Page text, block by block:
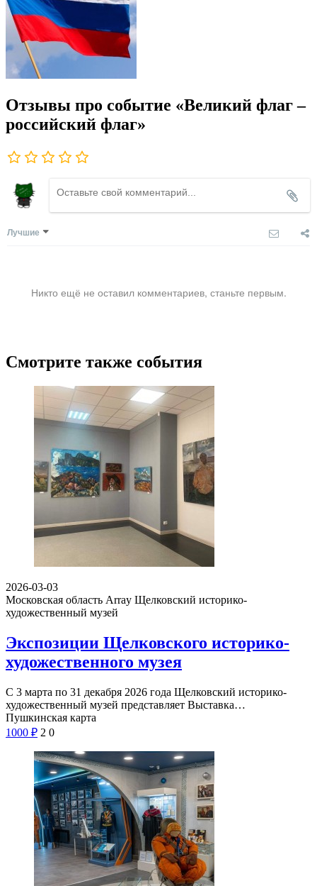
Отзывы про событие «Великий флаг –
российский флаг»
Лучшие
Никто ещё не оставил комментариев, станьте первым.
Смотрите также события
2026-03-03
Московская область Array Щелковский историко-
художественный музей
Экспозиции Щелковского историко-
художественного музея
С 3 марта по 31 декабря 2026 года Щелковский историко-
художественный музей представляет Выставка…
Пушкинская карта
1000 ₽ 2 0